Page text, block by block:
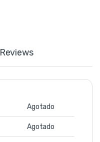
Reviews
Agotado
Agotado